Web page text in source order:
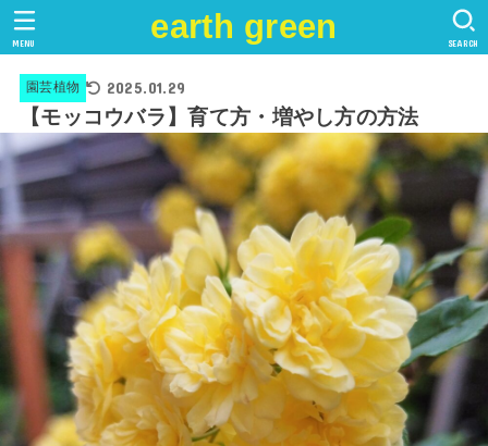
earth green SEARCH
MENU
園芸植物 2025.01.29
【モッコウバラ】育て方・増やし方の方法